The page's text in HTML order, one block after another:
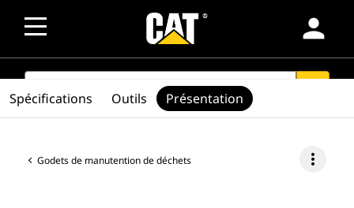
person
SEARCH
Godets de manutention de déchets more_vert
Spécifications Outils Présentation